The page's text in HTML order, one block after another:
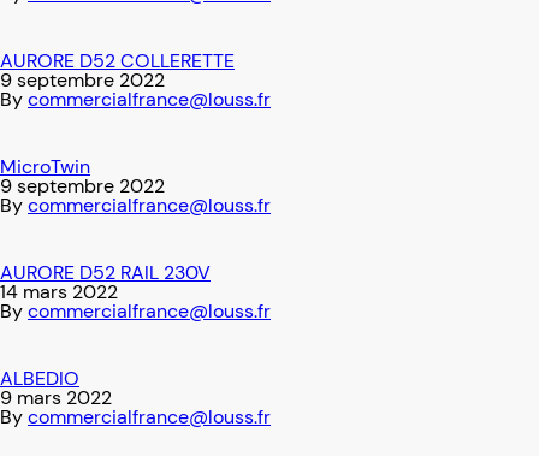
AURORE D52 COLLERETTE
9 septembre 2022
Bycommercialfrance@louss.fr
MicroTwin
9 septembre 2022
Bycommercialfrance@louss.fr
AURORE D52 RAIL 230V
14 mars 2022
Bycommercialfrance@louss.fr
ALBEDIO
9 mars 2022
Bycommercialfrance@louss.fr